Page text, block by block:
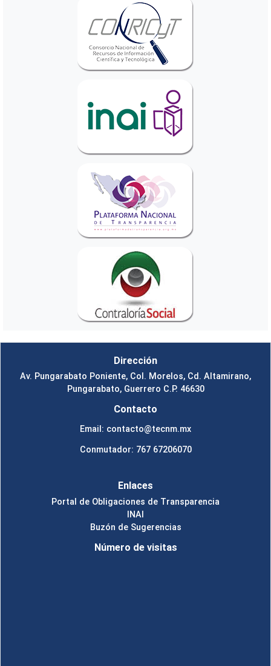
Dirección
Av. Pungarabato Poniente, Col. Morelos, Cd. Altamirano,
Pungarabato, Guerrero C.P. 46630
Contacto
Email: contacto@tecnm.mx
Conmutador: 767 67206070
Enlaces
Portal de Obligaciones de Transparencia
INAI
Buzón de Sugerencias
Número de visitas